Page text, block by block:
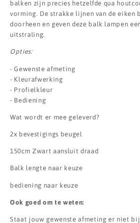
balken zijn precies hetzelfde qua
vorming. De strakke lijnen van de eiken
doorheen en geven deze balk lampen
uitstraling.
Opties:
- Gewenste afmeting
- Kleurafwerking
- Profielkleur
- Bediening
Wat wordt er mee geleverd?
2x bevestigings beugel
150cm Zwart aansluit draad
Balk lengte naar keuze
bediening naar keuze
Ook goed om te weten:
Staat jouw gewenste afmeting er niet